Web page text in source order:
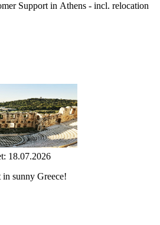
Support in Athens - incl. relocation
18.07.2026
sunny Greece!